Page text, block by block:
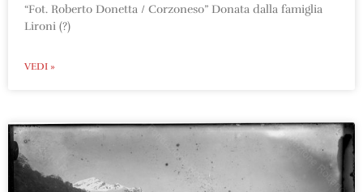
“Fot. Roberto Donetta / Corzoneso” Donata dalla famiglia
Lironi (?)
VEDI »